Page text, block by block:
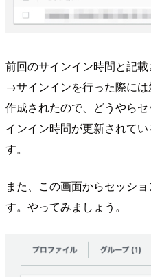
前回のサインイン時間と記
→サインインを行った際に
作成されたので、どうやら
インイン時間が更新されて
す。
また、この画面からセッシ
す。やってみましょう。